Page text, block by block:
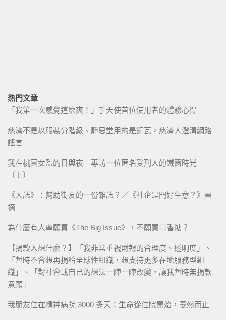
熱門文章
「我第一次感覺這麼爽！」手天使首位使用者的體驗心得
慈濟不是以服裝分階級、靜思堂用的是銅瓦，慈濟人澄清網路
謠言
我在桃園女監的日與夜－專訪一位匿名受刑人的鐵窗時光
（上）
《大誌》：幫助街友的一份雜誌？／《社企是門好生意？》書
摘
為什麼有人寧願買《The Big Issue》，不願買口香糖？
【捐款人想什麼？】「我非常重視財報的合理度、透明度」、
「暫時不會想再捐給全球性組織，想支持更多在地服務型組
織」、「對社會或自己的想法一陣一陣改變，讓我暫時無捐款
意願」
我朋友住在精神病院 3000 多天：生命從住院開始，戞然而止